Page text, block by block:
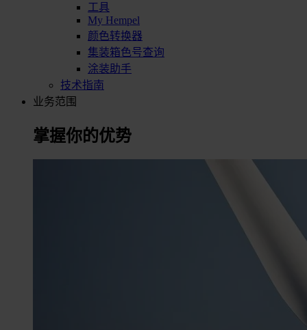
工具
My Hempel
颜色转换器
集装箱色号查询
涂装助手
技术指南
业务范围
掌握你的优势